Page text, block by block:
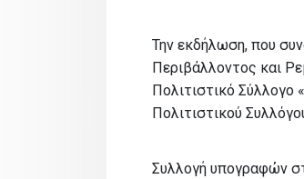
Την εκδήλωση, που
Περιβάλλοντος και
Πολιτιστικό
Πολιτιστικού
Συλλογή υπογραφών